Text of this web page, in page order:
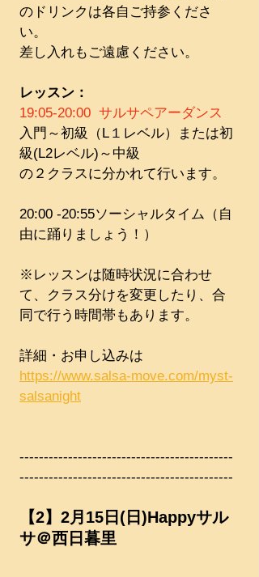
のドリンクは各自ご持参くださ
い。
差し入れもご遠慮ください。
レッスン：
19:05-20:00  サルサペアーダンス
入門～初級（L１レベル）または初
級(L2レベル)～中級
の２クラスに分かれて行います。
20:00 -20:55ソーシャルタイム（自
由に踊りましょう！）
※レッスンは随時状況に合わせ
て、クラス分けを変更したり、合
同で行う時間帯もあります。
詳細・お申し込みは
https://www.salsa-move.com/myst-
salsanight
--------------------------------------------
--------------------------------------------
【2】2月15日(日)Happyサル
サ＠西日暮里